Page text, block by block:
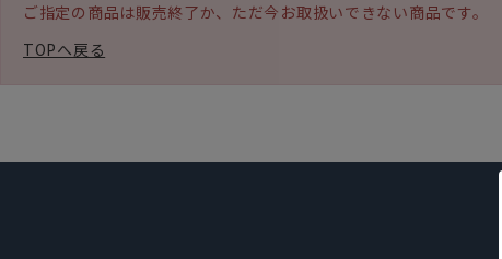
ご指定の商品は販売終了か、ただ今お取扱いできない商品です。
TOPへ戻る